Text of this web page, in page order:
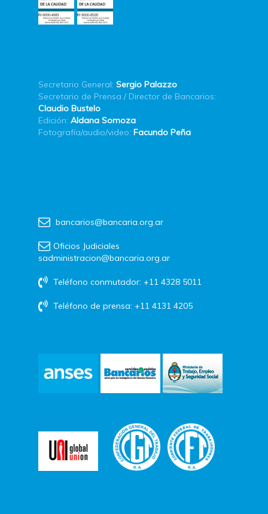
Secretario General: Sergio Palazzo
Secretario de Prensa / Director de Bancarios:
Claudio Bustelo
Edición: Aldana Somoza
Fotografía/audio/video: Facundo Peña
bancarios@bancaria.org.ar
Oficios Judiciales
sadministracion@bancaria.org.ar
Teléfono conmutador: +11 4328 5011
Teléfono de prensa: +11 4131 4205